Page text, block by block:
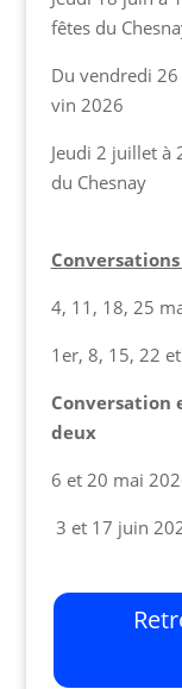
fêtes du
Du vendredi
vin 2026
Jeudi 2 juillet à
du Chesnay
4, 11, 18, 25
1er, 8, 15, 22
Conversation
deux
6 et 20 mai
3 et 17 juin